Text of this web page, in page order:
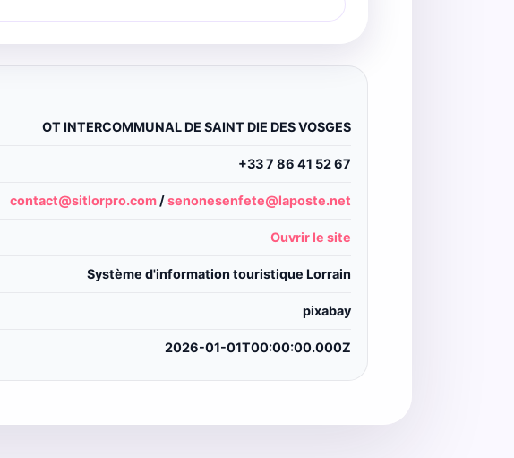
OT INTERCOMMUNAL DE SAINT DIE DES VOSGES
+33 7 86 41 52 67
contact@sitlorpro.com /senonesenfete@laposte.net
Ouvrir le site
Système d'information touristique Lorrain
pixabay
2026-01-01T00:00:00.000Z